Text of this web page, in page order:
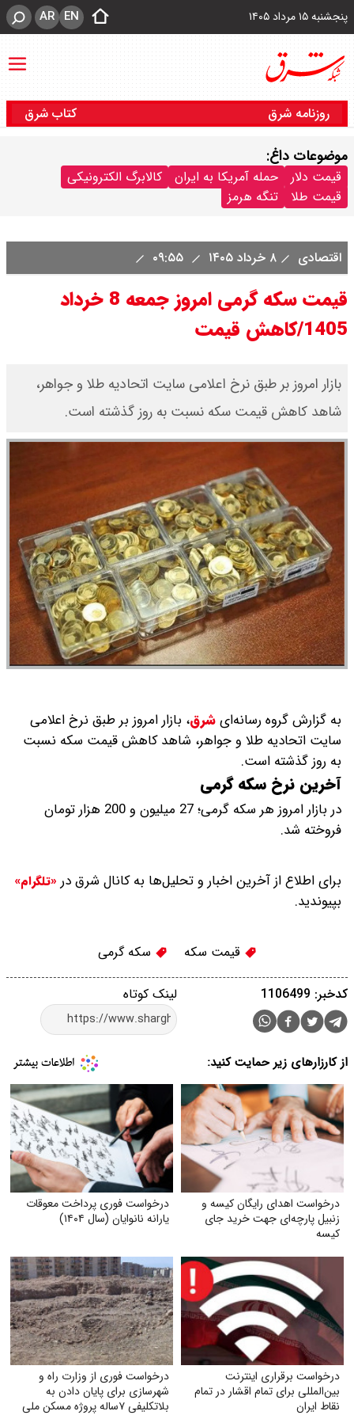
پنجشنبه ۱۵ مرداد ۱۴۰۵ EN
AR
روزنامه شرق کتاب شرق
موضوعات داغ:
قیمت دلار حمله آمریکا به ایران
کالابرگ الکترونیکی
قیمت طلا
تنگه هرمز
اقتصادی ۸ خرداد ۱۴۰۵
قیمت سکه گرمی امروز جمعه 8 خرداد
1405/کاهش قیمت
​بازار امروز بر طبق نرخ اعلامی سایت اتحادیه طلا و جواهر،
شاهد کاهش قیمت‌‌‌‌ سکه نسبت به روز گذشته است.
به گزارش گروه رسانه‌ایشرق، بازار امروز بر طبق نرخ اعلامی
سایت اتحادیه طلا و جواهر، شاهد کاهش قیمت‌‌‌‌ سکه نسبت
به روز گذشته است.
آخرین نرخ سکه گرمی
در بازار امروز هر سکه گرمی؛ 27 میلیون و 200 هزار تومان
فروخته شد.
برای اطلاع از آخرین اخبار و تحلیل‌ها به کانال شرق در «تلگرام»
بپیوندید.
قیمت سکه سکه گرمی
لینک کوتاه کدخبر: 1106499
از کارزارهای زیر حمایت کنید:
درخواست اهدای رایگان کیسه و
زنبیل پارچه‌ای جهت خرید جای
کیسه‌
درخواست فوری پرداخت معوقات
یارانه نانوایان (سال ۱۴۰۴)
درخواست برقراری اینترنت
بین‌المللی برای تمام اقشار در تمام
نقاط ایران
درخواست فوری از وزارت راه و
شهرسازی برای پایان دادن به
بلاتکلیفی ۷ساله پروژه مسکن ملی